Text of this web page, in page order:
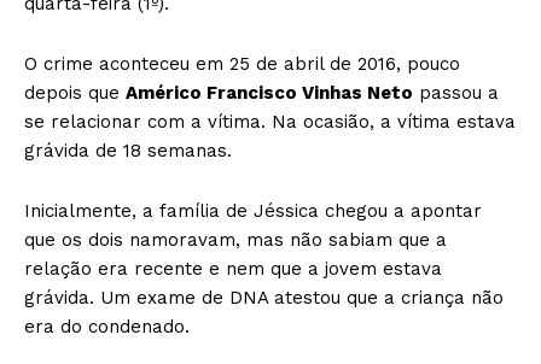
O crime aconteceu em 25 de abril de 2016, pouco
depois que Américo Francisco Vinhas Neto passou a
se relacionar com a vítima. Na ocasião, a vítima estava
grávida de 18 semanas.
Inicialmente, a família de Jéssica chegou a apontar
que os dois namoravam, mas não sabiam que a
relação era recente e nem que a jovem estava
grávida. Um exame de DNA atestou que a criança não
era do condenado.